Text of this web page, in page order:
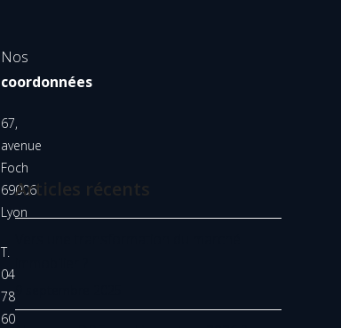
Articles récents
Nos
coordonnées
67,
avenue
Foch
69006
Lyon
T.
04
78
60